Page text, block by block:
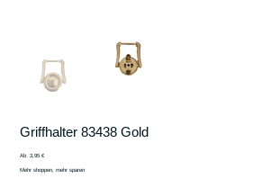
Griffhalter 83438 Gold
Ab Preis
3,95 €
Mehr shoppen, mehr sparen